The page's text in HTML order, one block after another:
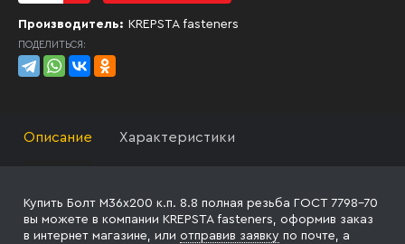
Производитель: KREPSTA fasteners
ПОДЕЛИТЬСЯ:
Описание Характеристики
Купить Болт М36х200 к.п. 8.8 полная резьба ГОСТ 7798-70
вы можете в компании KREPSTA fasteners, оформив заказ
в интернет магазине, или отправив заявку по почте, а